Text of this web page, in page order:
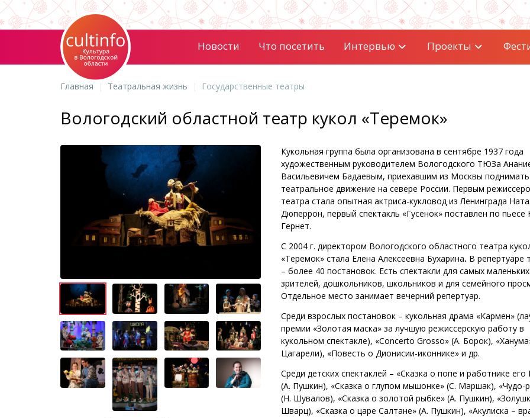
Новости Что посетить Интервью Проекты
Главная Театральная жизнь Государственные театры
Вологодский областной театр кукол «Теремок»
Кукольная группа была организована в сентябре 1937 года
художественным руководителем Вологодского ТЮЗа
Васильевичем Бадаевым, приехавшим из Москвы поднимать
театральное движение на севере России. Первым
театра стала опытная актриса-кукловод из Ленинграда
Дюперрон, первый спектакль «Гусенок» поставлен по пьесе
Гернет.
С 2004 г. директором Вологодского областного театра
«Теремок» стала Елена Алексеевна Бухарина. В репертуаре
– более 40 постановок. Есть спектакли для самых маленьких
зрителей, дошкольников, школьников и для семейного
Отдельное место занимает вечерний репертуар.
Среди взрослых постановок – кукольная драма «Кармен»
премии «Золотая маска» за лучшую режиссерскую работу в
кукольном спектакле), «Concerto Grosso» (А. Борок),
Цагарели), «Повесть о Дионисии-иконнике» и др.
Среди детских спектаклей – «Сказка о попе и работнике его
(А. Пушкин), «Сказка о глупом мышонке» (С. Маршак), «Чудо-
(Н. Шувалов), «Сказка о золотой рыбке» (А. Пушкин),
Шварц), «Сказка о царе Салтане» (А. Пушкин), «Акулиска –